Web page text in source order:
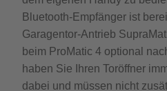
Bluetooth-Empfänger ist
Garagentor-Antrieb
beim ProMatic 4 optional
haben Sie Ihren Toröffner
dabei und müssen nicht